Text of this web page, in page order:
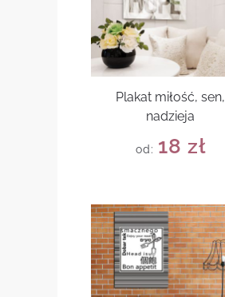
Plakat miłość, sen,
nadzieja
od: 18 zł